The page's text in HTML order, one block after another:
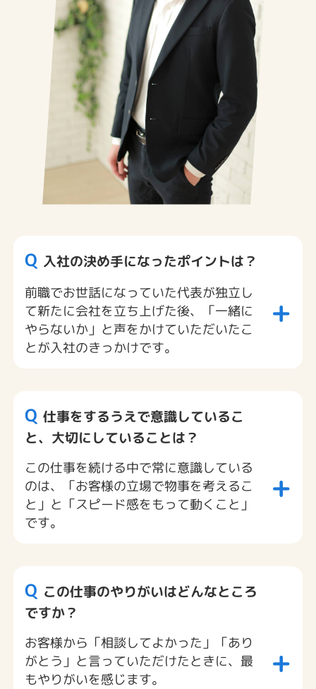
Q 入社の決め手になったポイントは？
前職でお世話になっていた代表が独立し
て新たに会社を立ち上げた後、「一緒に
やらないか」と声をかけていただいたこ
とが入社のきっかけです。
+
Q 仕事をするうえで意識しているこ
と、大切にしていることは？
この仕事を続ける中で常に意識している
のは、「お客様の立場で物事を考えるこ
と」と「スピード感をもって動くこと」
です。
+
Q この仕事のやりがいはどんなところ
ですか？
お客様から「相談してよかった」「あり
がとう」と言っていただけたときに、最
もやりがいを感じます。
+